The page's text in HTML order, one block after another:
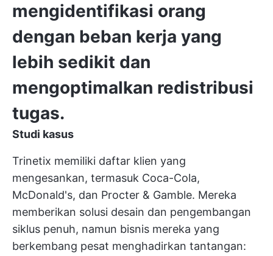
mengidentifikasi orang
dengan beban kerja yang
lebih sedikit dan
mengoptimalkan redistribusi
tugas.
Studi kasus
Trinetix memiliki daftar klien yang
mengesankan, termasuk Coca-Cola,
McDonald's, dan Procter & Gamble. Mereka
memberikan solusi desain dan pengembangan
siklus penuh, namun bisnis mereka yang
berkembang pesat menghadirkan tantangan: